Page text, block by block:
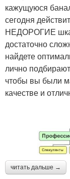
кажущуюся
сегодня
НЕДОРОГИЕ
достаточно
найдете
лично
чтобы вы были
качестве и
читать дальше →